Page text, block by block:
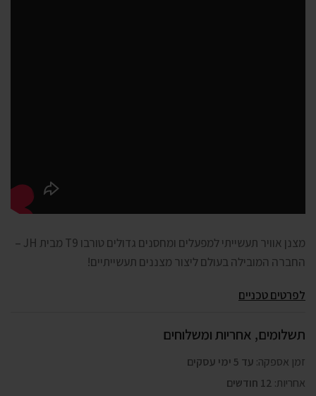
מצנן אוויר תעשייתי למפעלים ומחסנים גדולים טורבו T9 מבית JH –
החברה המובילה בעולם ליצור מצננים תעשייתיים!
לפרטים טכניים
תשלומים, אחריות ומשלוחים
זמן אספקה: עד 5 ימי עסקים
אחריות: 12 חודשים